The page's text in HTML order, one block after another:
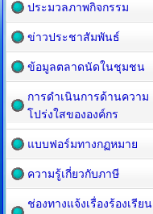
ประมวลภาพกิจกรรม
ข่าวประชาสัมพันธ์
ข้อมูลตลาดนัดในชุมชน
การดำเนินการด้านความ
โปร่งใสขององค์กร
แบบฟอร์มทางกฏหมาย
ความรู้เกี่ยวกับภาษี
ช่องทางแจ้งเรื่องร้องเรียน